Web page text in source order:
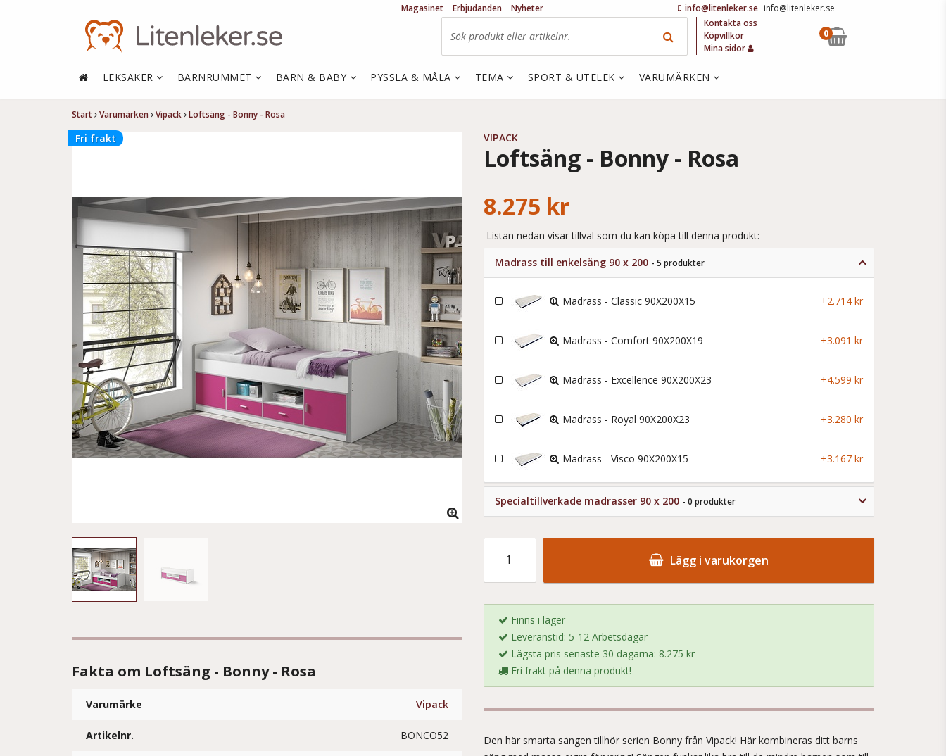
Start Varumärken Vipack Loftsäng - Bonny - Rosa
Fri frakt
Fakta om Loftsäng - Bonny - Rosa
Varumärke Vipack
Artikelnr. BONCO52
VIPACK
Loftsäng - Bonny - Rosa
8.275 kr
Listan nedan visar tillval som du kan köpa till denna produkt:
Madrass till enkelsäng 90 x 200 - 5 produkter
Madrass - Classic 90X200X15 +2.714 kr
Madrass - Comfort 90X200X19 +3.091 kr
Madrass - Excellence 90X200X23 +4.599 kr
Madrass - Royal 90X200X23 +3.280 kr
Madrass - Visco 90X200X15 +3.167 kr
Specialtillverkade madrasser 90 x 200 - 0 produkter
Lägg i varukorgen
Finns i lager
Leveranstid: 5-12 Arbetsdagar
Lägsta pris senaste 30 dagarna: 8.275 kr
Fri frakt på denna produkt!
Den här smarta sängen tillhör serien Bonny från Vipack! Här kombineras ditt barns
info@litenleker.se info@litenleker.se
Magasinet Erbjudanden
Nyheter
Kontakta oss
Köpvillkor
Mina sidor
0
LEKSAKER BARNRUMMET BARN & BABY PYSSLA & MÅLA TEMA SPORT & UTELEK VARUMÄRKEN